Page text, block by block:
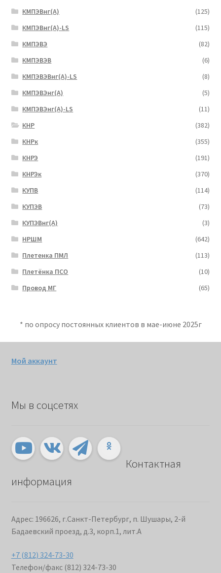
КМПЭВнг(А)
(125)
КМПЭВнг(А)-LS
(115)
КМПЭВЭ
(82)
КМПЭВЭВ
(6)
КМПЭВЭВнг(А)-LS
(8)
КМПЭВЭнг(А)
(5)
КМПЭВЭнг(А)-LS
(11)
КНР
(382)
КНРк
(355)
КНРЭ
(191)
КНРЭк
(370)
КУПВ
(114)
КУПЭВ
(73)
КУПЭВнг(А)
(3)
НРШМ
(642)
Плетенка ПМЛ
(113)
Плетёнка ПСО
(10)
Провод МГ
(65)
* по опросу постоянных клиентов в мае-июне 2025г
Мой аккаунт
Мы в соцсетях
Контактная
информация
Адрес: 196626, г.Санкт-Петербург, п. Шушары, 2-й
Бадаевский проезд, д.3, корп.1, лит.А
+7 (812) 324-73-30
Телефон/факс (812) 324-73-30